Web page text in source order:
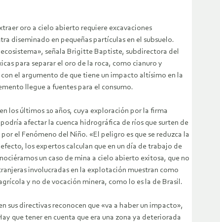
oro a cielo abierto requiere excavaciones
diseminado en pequeñas partículas en el subsuelo.
ecosistema», señala Brigitte Baptiste, subdirectora del
para separar el oro de la roca, como cianuro y
el argumento de que tiene un impacto altísimo en la
llegue a fuentes para el consumo.
los últimos 10 años, cuya exploración por la firma
afectar la cuenca hidrográfica de ríos que surten de
el Fenómeno del Niño. «El peligro es que se reduzca la
los expertos calculan que en un día de trabajo de
un caso de mina a cielo abierto exitosa, que no
involucradas en la explotación muestran como
y no de vocación minera, como lo es la de Brasil.
sus directivas reconocen que «va a haber un impacto»,
que tener en cuenta que era una zona ya deteriorada